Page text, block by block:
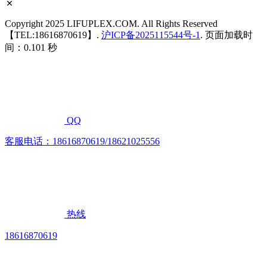
Copyright 2025 LIFUPLEX.COM. All Rights Reserved
【TEL:18616870619】. 沪ICP备2025115544号-1 . 页面加载时
间：0.101 秒
QQ
客服电话：18616870619/18621025556
热线
18616870619